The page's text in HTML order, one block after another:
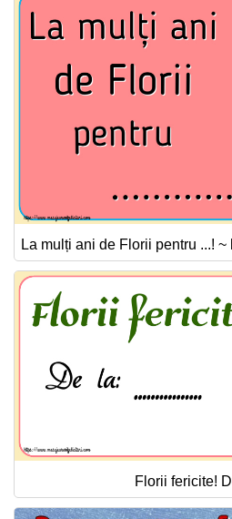
La mulți ani de Florii pentru ...!
Florii fericite!